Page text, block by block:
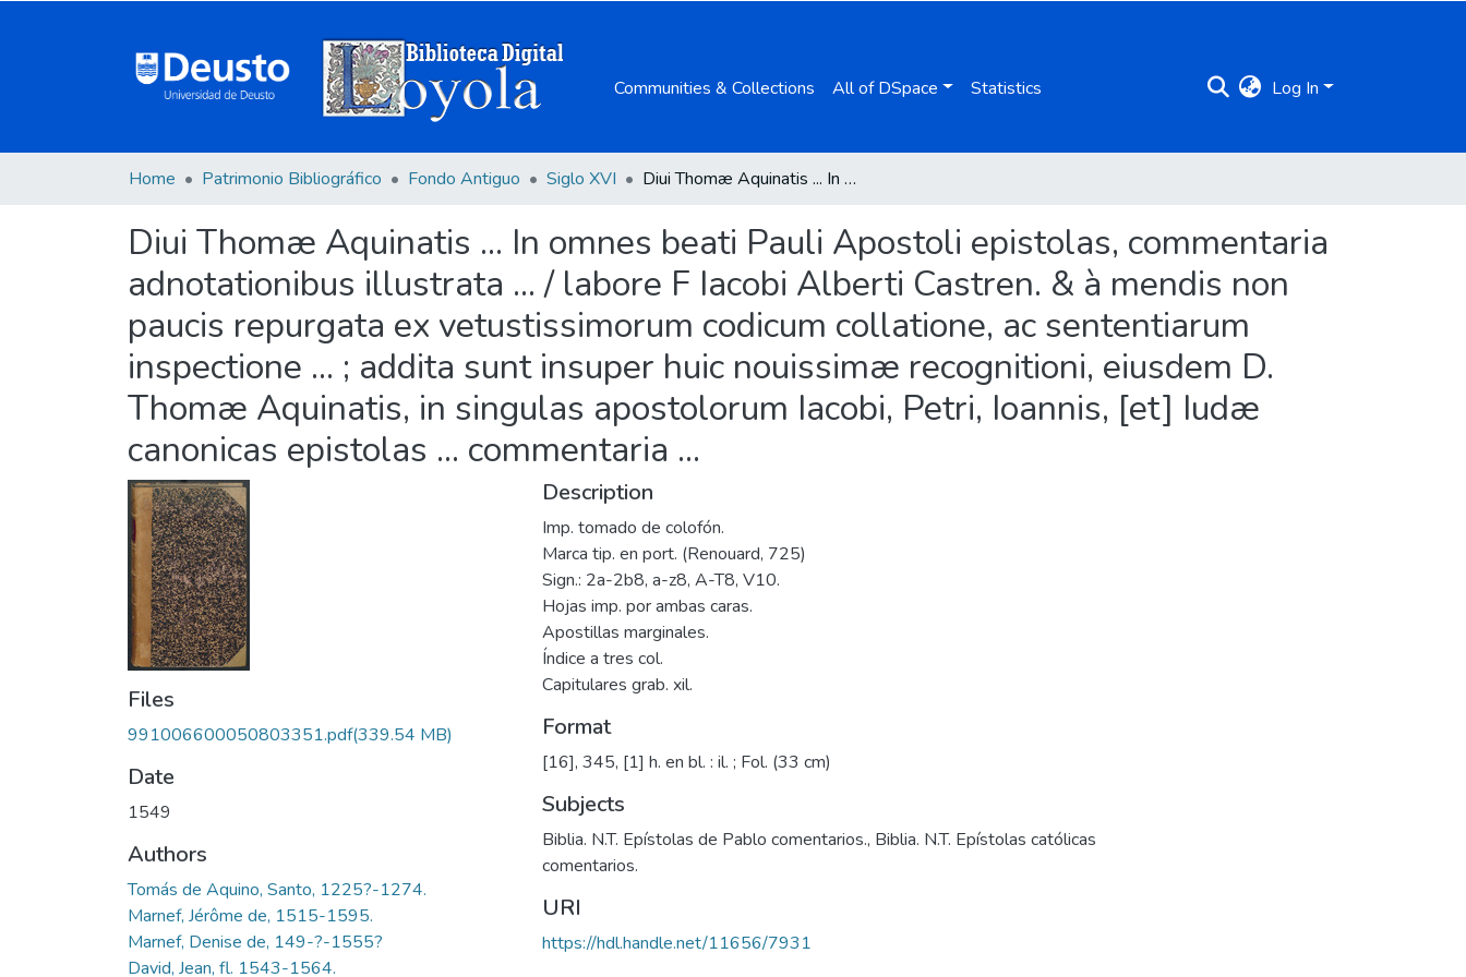
Communities & Collections All of DSpace Statistics Log In
Home Patrimonio Bibliográfico Fondo Antiguo Siglo XVI Diui Thomæ Aquinatis ... In omnes beati Pauli Apostoli epistolas, commentaria adnotationibus illustrata ... / labore F Iacobi Alberti Castren. & à mendis non paucis repurgata ex vetustissimorum codicum collatione, ac sententiarum inspectione ... ; addita sunt insuper huic nouissimæ recognitioni, eiusdem D. Thomæ Aquinatis, in singulas apostolorum Iacobi, Petri, Ioannis, [et] Iudæ canonicas epistolas ... commentaria ...
Diui Thomæ Aquinatis ... In omnes beati Pauli Apostoli epistolas, commentaria
adnotationibus illustrata ... / labore F Iacobi Alberti Castren. & à mendis non
paucis repurgata ex vetustissimorum codicum collatione, ac sententiarum
inspectione ... ; addita sunt insuper huic nouissimæ recognitioni, eiusdem D.
Thomæ Aquinatis, in singulas apostolorum Iacobi, Petri, Ioannis, [et] Iudæ
canonicas epistolas ... commentaria ...
Files
991006600050803351.pdf(339.54 MB)
Date
1549
Authors
Tomás de Aquino, Santo, 1225?-1274.
Marnef, Jérôme de, 1515-1595.
Marnef, Denise de, 149-?-1555?
David, Jean, fl. 1543-1564.
Description
Imp. tomado de colofón.
Marca tip. en port. (Renouard, 725)
Sign.: 2a-2b8, a-z8, A-T8, V10.
Hojas imp. por ambas caras.
Apostillas marginales.
Índice a tres col.
Capitulares grab. xil.
Format
[16], 345, [1] h. en bl. : il. ; Fol. (33 cm)
Subjects
Biblia. N.T. Epístolas de Pablo comentarios., Biblia. N.T. Epístolas católicas
comentarios.
URI
https://hdl.handle.net/11656/7931